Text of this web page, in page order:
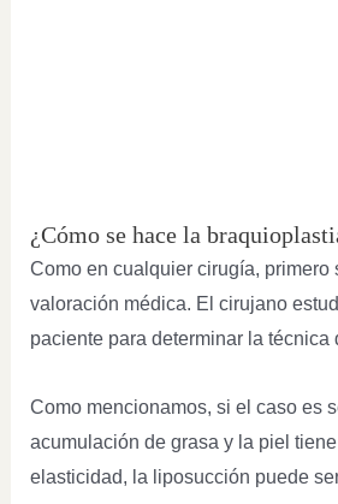
¿Cómo se hace la
Como en cualquier cirugía, primero
valoración médica. El cirujano
paciente para determinar la técnica
Como mencionamos, si el caso es
acumulación de grasa y la piel
elasticidad, la liposucción puede